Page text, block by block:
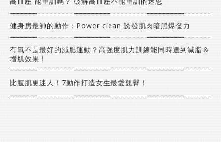
健身房最帥的動作：Power clean 誘發肌肉暗黑爆發力
有氧不是最好的減肥運動？高強度肌力訓練能同時達到減脂＆
增肌效果！
比腹肌更迷人！7動作打造女生最愛翹臀！